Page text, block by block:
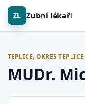
ZL Zubní lékaři
TEPLICE, OKRES TEPLICE
MUDr.